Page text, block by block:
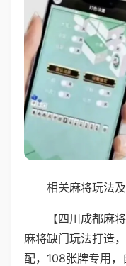
相关麻将玩法
【四川成都麻
麻将缺门玩法打造
配，108张牌专用